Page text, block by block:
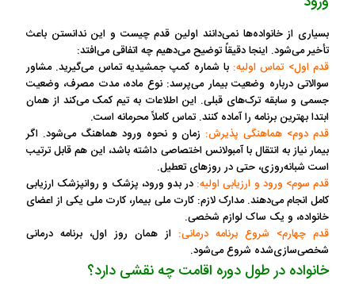
بسیاری از خانواده‌ها نمی‌دانند اولین قدم چیست و این ندانستن باعث
تأخیر می‌شود. اینجا دقیقاً توضیح می‌دهیم چه اتفاقی می‌افتد:
قدم اول> تماس اولیه: با شماره کمپ جمشیدیه تماس می‌گیرید. مشاور
سوالاتی درباره وضعیت بیمار می‌پرسد: نوع ماده، مدت مصرف، وضعیت
جسمی و سابقه ترک‌های قبلی. این اطلاعات به تیم کمک می‌کند از همان
ابتدا بهترین برنامه را آماده کنند. تماس کاملاً محرمانه است.
قدم دوم> هماهنگی پذیرش: زمان و نحوه ورود هماهنگ می‌شود. اگر
بیمار نیاز به انتقال با آمبولانس اختصاصی داشته باشد، این هم قابل ترتیب
است شبانه‌روزی، حتی در روزهای تعطیل.
قدم سوم> ورود و ارزیابی اولیه: در بدو ورود، پزشک و روانپزشک ارزیابی
کامل انجام می‌دهند. مدارک لازم: کارت ملی بیمار، کارت ملی یکی از اعضای
خانواده، و یک ساک لوازم شخصی.
قدم چهارم> شروع برنامه درمانی: از همان روز اول، برنامه درمانی
شخصی‌سازی‌شده شروع می‌شود.
خانواده در طول دوره اقامت چه نقشی دارد؟